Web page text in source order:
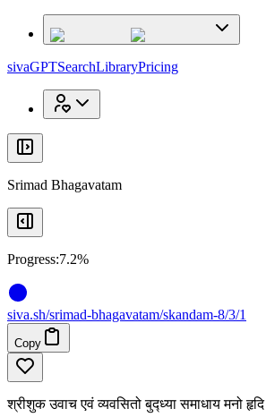
sivaGPTSearchLibraryPricing
Srimad Bhagavatam
Progress:7.2%
siva.sh/srimad-bhagavatam/skandam-8/3/1
Copy
श्रीशुक उवाच एवं व्यवसितो बुद्ध्या समाधाय मनो